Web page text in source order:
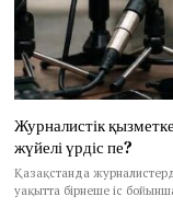
Журналистік
жүйелі үрдіс пе?
Қазақстанда
уақытта бірнеше іс